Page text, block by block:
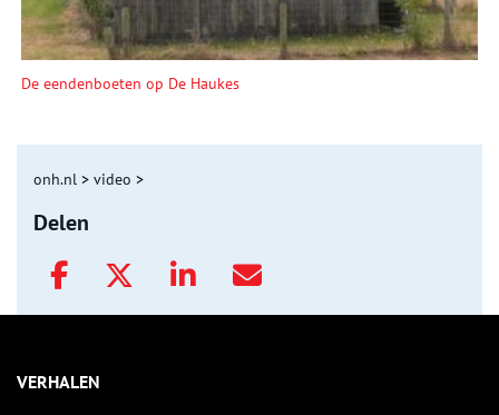
De eendenboeten op De Haukes
onh.nl > video >
Delen
VERHALEN